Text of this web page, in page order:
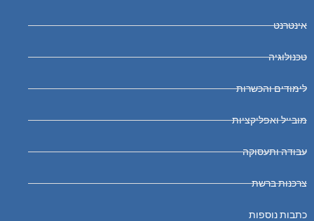
אינטרנט
טכנולוגיה
לימודים והכשרות
מובייל ואפליקציות
עבודה ותעסוקה
צרכנות ברשת
כתבות נוספות